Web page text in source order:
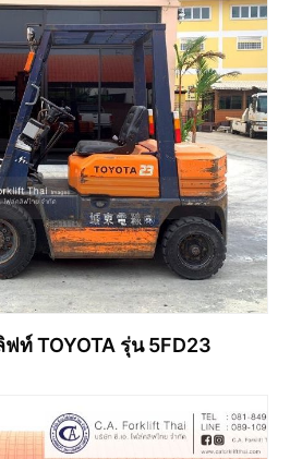
ท์ TOYOTA รุ่น 5FD23
อ่านเพิ่ม